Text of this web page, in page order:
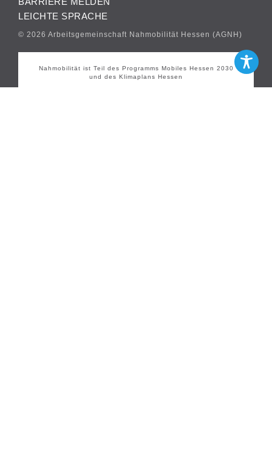
LEICHTE SPRACHE
© 2026 Arbeitsgemeinschaft Nahmobilität Hessen (AGNH)
Nahmobilität ist Teil des Programms Mobiles Hessen 2030
und des Klimaplans Hessen